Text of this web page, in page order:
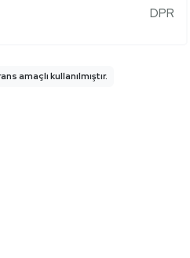
DPR
amaçlı kullanılmıştır.